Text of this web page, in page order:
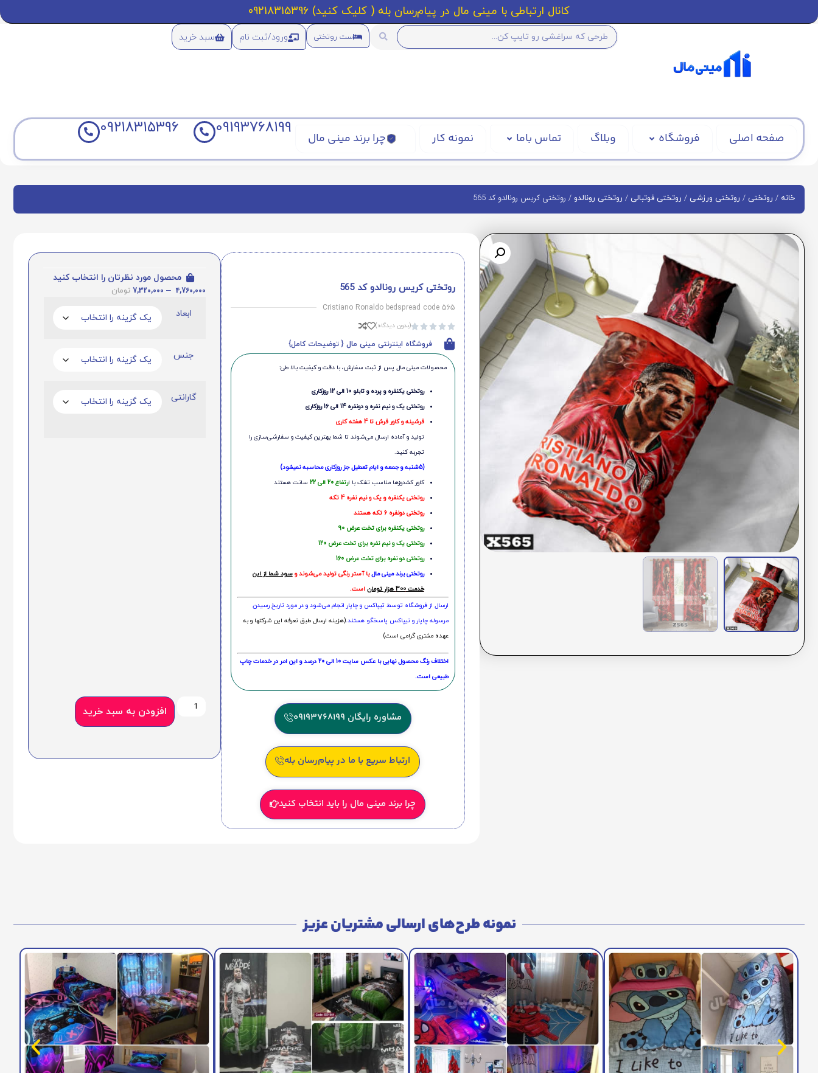
کانال ارتباطی با مینی مال در پیام‌رسان بله ( کلیک کنید) 09218315396
ست روتختی ورود/ثبت نام سبد خرید
صفحه اصلی فروشگاه وبلاگ تماس باما نمونه کار چرا برند مینی مال
09193768199
09218315396
خانه / روتختی / روتختی ورزشی / روتختی فوتبالی / روتختی رونالدو / روتختی کریس رونالدو کد 565
روتختی کریس رونالدو کد 565
Cristiano Ronaldo bedspread code 565




(بدون دیدگاه)
فروشگاه اینترنتی مینی مال { توضیحات کامل}
محصولات مینی‌ مال پس از ثبت سفارش، با دقت و کیفیت بالا طی:
روتختی یکنفره و پرده و تابلو 10 الی 12 روزکاری
روتختی یک و نیم نفره و دونفره 14 الی 16 روزکاری
فرشینه و کاور فرش تا 4 هفته کاری
تولید و آماده ارسال می‌شوند تا شما بهترین کیفیت و سفارشی‌سازی را
تجربه کنید.
(5شنبه و جمعه و ایام تعطیل جز روزکاری محاسبه نمیشود)
کاور کشدوزها مناسب تشک با ارتفاع 20 الی 22
سانت هستند
روتختی یکنفره و یک و نیم نفره 4 تکه
روتختی دونفره 6 تکه هستند
روتختی یکنفره برای تخت عرض 90
روتختی یک و نیم نفره برای تخت عرض 120
روتختی دو نفره برای تخت عرض 160
روتختی‌ برند مینی مالبا آستر رنگی تولید می‌شوند وسود شما از این
خدمت 300 هزار تومان
است.
ارسال از فروشگاه توسط تیپاکس و چاپار انجام می‌شود و در مورد تاریخ رسیدن
مرسوله چاپار و تیپاکس پاسخگو هستند.(هزینه ارسال طبق تعرفه این شرکتها و به
عهده مشتری گرامی است)
اختلاف رنگ محصول نهایی با عکس سایت 10 الی 20 درصد و این امر در خدمات چاپ
طبیعی است.
مشاوره رایگان 09193768199
ارتباط سریع با ما در پیام‌رسان بله
چرا برند مینی مال را باید انتخاب کنید
محصول مورد نظرتان را انتخاب کنید
4,760,000
–
7,320,000 تومان
ابعاد
جنس
گارانتی
افزودن به سبد خرید
نمونه طرح‌های ارسالی مشتریان عزیز